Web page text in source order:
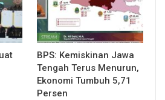
BPS: Kemiskinan Jawa
Tengah Terus Menurun,
Ekonomi Tumbuh 5,71
Persen